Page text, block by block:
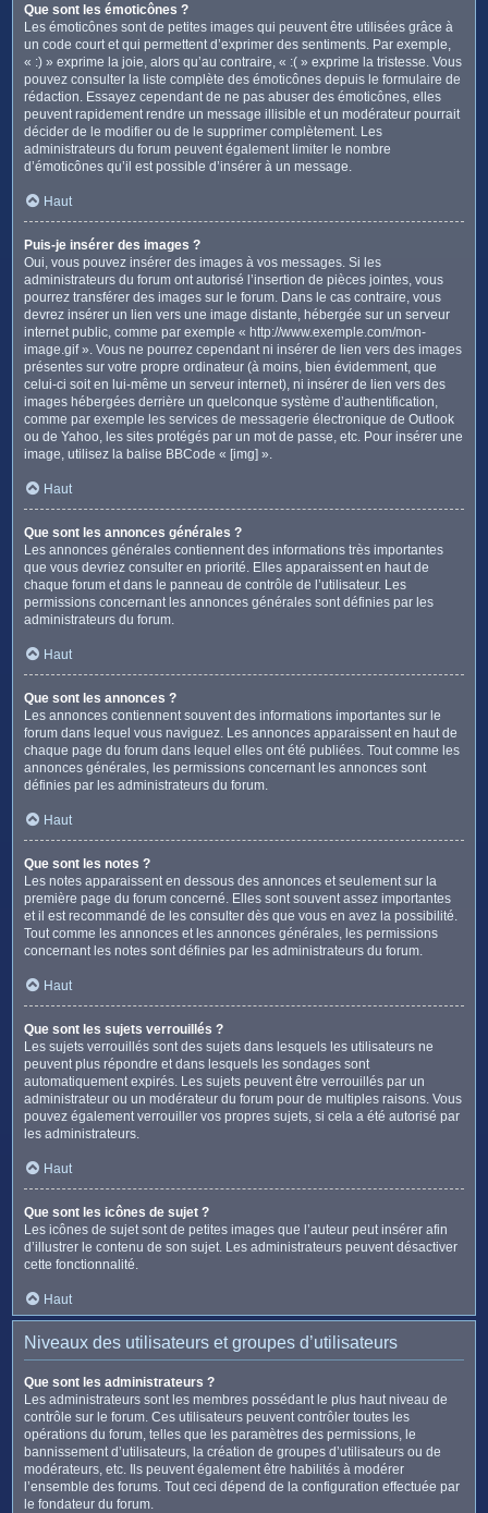
Que sont les émoticônes ?
Les émoticônes sont de petites images qui peuvent être utilisées grâce à
un code court et qui permettent d’exprimer des sentiments. Par exemple,
« :) » exprime la joie, alors qu’au contraire, « :( » exprime la tristesse. Vous
pouvez consulter la liste complète des émoticônes depuis le formulaire de
rédaction. Essayez cependant de ne pas abuser des émoticônes, elles
peuvent rapidement rendre un message illisible et un modérateur pourrait
décider de le modifier ou de le supprimer complètement. Les
administrateurs du forum peuvent également limiter le nombre
d’émoticônes qu’il est possible d’insérer à un message.
Haut
Puis-je insérer des images ?
Oui, vous pouvez insérer des images à vos messages. Si les
administrateurs du forum ont autorisé l’insertion de pièces jointes, vous
pourrez transférer des images sur le forum. Dans le cas contraire, vous
devrez insérer un lien vers une image distante, hébergée sur un serveur
internet public, comme par exemple « http://www.exemple.com/mon-
image.gif ». Vous ne pourrez cependant ni insérer de lien vers des images
présentes sur votre propre ordinateur (à moins, bien évidemment, que
celui-ci soit en lui-même un serveur internet), ni insérer de lien vers des
images hébergées derrière un quelconque système d’authentification,
comme par exemple les services de messagerie électronique de Outlook
ou de Yahoo, les sites protégés par un mot de passe, etc. Pour insérer une
image, utilisez la balise BBCode « [img] ».
Haut
Que sont les annonces générales ?
Les annonces générales contiennent des informations très importantes
que vous devriez consulter en priorité. Elles apparaissent en haut de
chaque forum et dans le panneau de contrôle de l’utilisateur. Les
permissions concernant les annonces générales sont définies par les
administrateurs du forum.
Haut
Que sont les annonces ?
Les annonces contiennent souvent des informations importantes sur le
forum dans lequel vous naviguez. Les annonces apparaissent en haut de
chaque page du forum dans lequel elles ont été publiées. Tout comme les
annonces générales, les permissions concernant les annonces sont
définies par les administrateurs du forum.
Haut
Que sont les notes ?
Les notes apparaissent en dessous des annonces et seulement sur la
première page du forum concerné. Elles sont souvent assez importantes
et il est recommandé de les consulter dès que vous en avez la possibilité.
Tout comme les annonces et les annonces générales, les permissions
concernant les notes sont définies par les administrateurs du forum.
Haut
Que sont les sujets verrouillés ?
Les sujets verrouillés sont des sujets dans lesquels les utilisateurs ne
peuvent plus répondre et dans lesquels les sondages sont
automatiquement expirés. Les sujets peuvent être verrouillés par un
administrateur ou un modérateur du forum pour de multiples raisons. Vous
pouvez également verrouiller vos propres sujets, si cela a été autorisé par
les administrateurs.
Haut
Que sont les icônes de sujet ?
Les icônes de sujet sont de petites images que l’auteur peut insérer afin
d’illustrer le contenu de son sujet. Les administrateurs peuvent désactiver
cette fonctionnalité.
Haut
Niveaux des utilisateurs et groupes d’utilisateurs
Que sont les administrateurs ?
Les administrateurs sont les membres possédant le plus haut niveau de
contrôle sur le forum. Ces utilisateurs peuvent contrôler toutes les
opérations du forum, telles que les paramètres des permissions, le
bannissement d’utilisateurs, la création de groupes d’utilisateurs ou de
modérateurs, etc. Ils peuvent également être habilités à modérer
l’ensemble des forums. Tout ceci dépend de la configuration effectuée par
le fondateur du forum.